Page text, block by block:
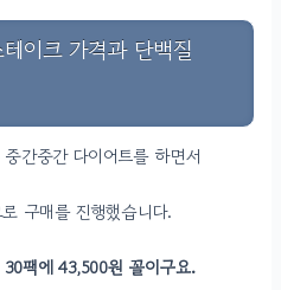
이크 가격과 단백질
간중간 다이어트를 하면서
구매를 진행했습니다.
팩에 43,500원 꼴이구요.